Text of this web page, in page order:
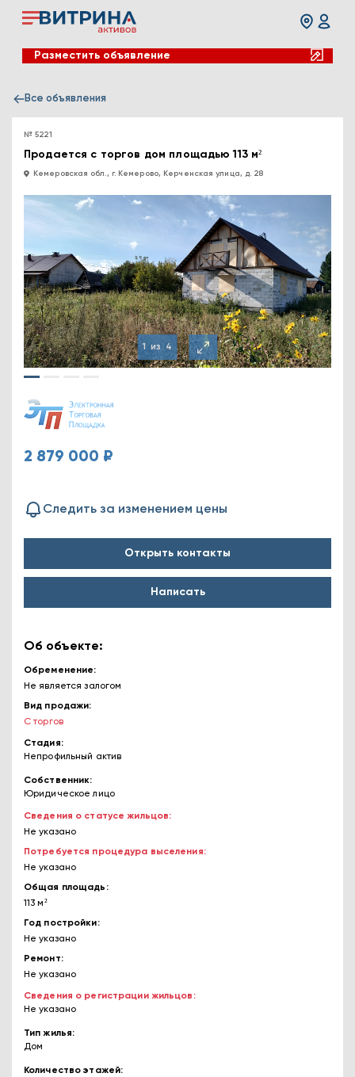
Разместить объявление
Все объявления
№ 5221
Продается с торгов дом площадью 113 м²
Кемеровская обл., г. Кемерово, Керченская улица, д. 28
1 из 4
2 879 000 ₽
Следить за изменением цены
Открыть контакты
Написать
Об объекте:
Обременение
Не является залогом
Вид продажи
С торгов
Стадия
Непрофильный актив
Собственник
Юридическое лицо
Сведения о статусе жильцов
Не указано
Потребуется процедура выселения
Не указано
Общая площадь
113 м²
Год постройки
Не указано
Ремонт
Не указано
Сведения о регистрации жильцов
Не указано
Тип жилья
Дом
Количество этажей